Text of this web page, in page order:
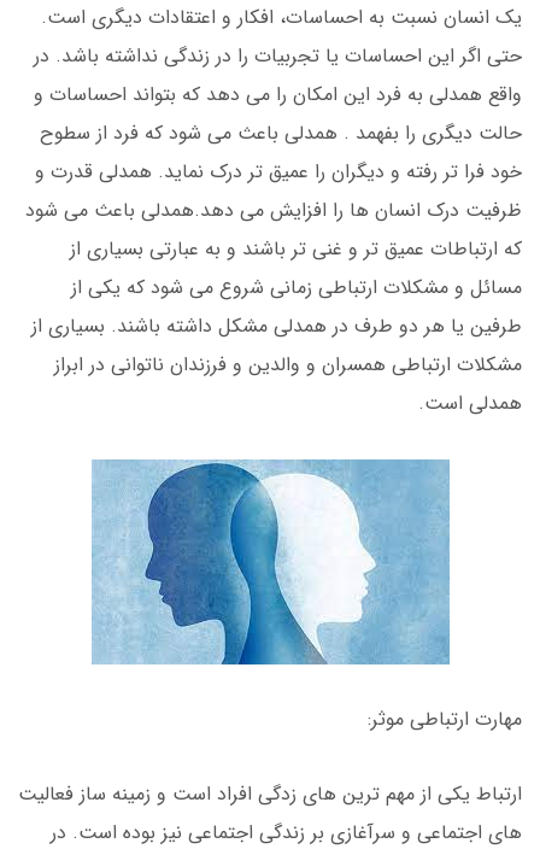
یک انسان نسبت به احساسات، افکار و اعتقادات دیگری است.
حتی اگر این احساسات یا تجربیات را در زندگی نداشته باشد. در
واقع همدلی به فرد این امکان را می دهد که بتواند احساسات و
حالت دیگری را بفهمد . همدلی باعث می شود که فرد از سطوح
خود فرا تر رفته و دیگران را عمیق تر درک نماید. همدلی قدرت و
ظرفیت درک انسان ها را افزایش می دهد.همدلی باعث می شود
که ارتباطات عمیق تر و غنی تر باشند و به عبارتی بسیاری از
مسائل و مشکلات ارتباطی زمانی شروع می شود که یکی از
طرفین یا هر دو طرف در همدلی مشکل داشته باشند. بسیاری از
مشکلات ارتباطی همسران و والدین و فرزندان ناتوانی در ابراز
همدلی است.
مهارت ارتباطی موثر:
ارتباط یکی از مهم ترین های زدگی افراد است و زمینه ساز فعالیت
های اجتماعی و سرآغازی بر زندگی اجتماعی نیز بوده است. در